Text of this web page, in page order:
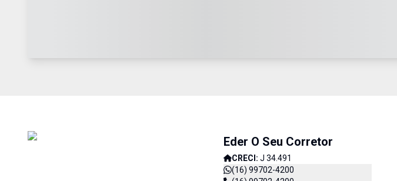
Eder O Seu Corretor
CRECI: J 34.491
(16) 99702-4200